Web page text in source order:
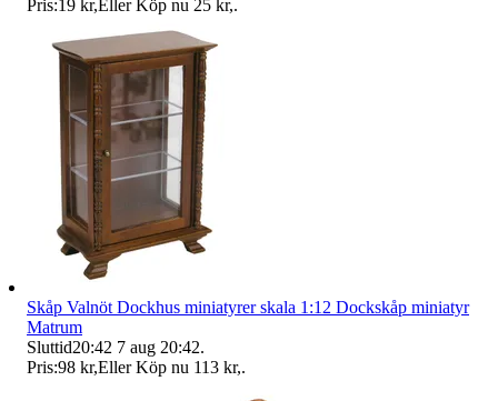
Pris:19 kr,Eller Köp nu 25 kr,.
Skåp Valnöt Dockhus miniatyrer skala 1:12 Dockskåp miniatyr
Matrum
Sluttid20:42 7 aug 20:42.
Pris:98 kr,Eller Köp nu 113 kr,.